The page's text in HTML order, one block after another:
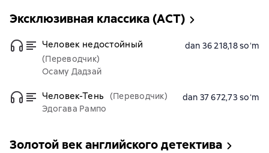
Эксклюзивная классика (АСТ)
Человек недостойный
(Переводчик)
Осаму Дадзай
dan 36 218,18 soʻm
Человек-Тень
(Переводчик)
Эдогава Рампо
dan 37 672,73 soʻm
Золотой век английского детектива